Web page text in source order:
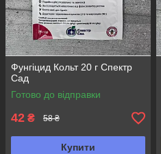
Фунгіцид Кольт 20 г Спектр
Сад
Готово до відправки
42 ₴ 58 ₴
Купити